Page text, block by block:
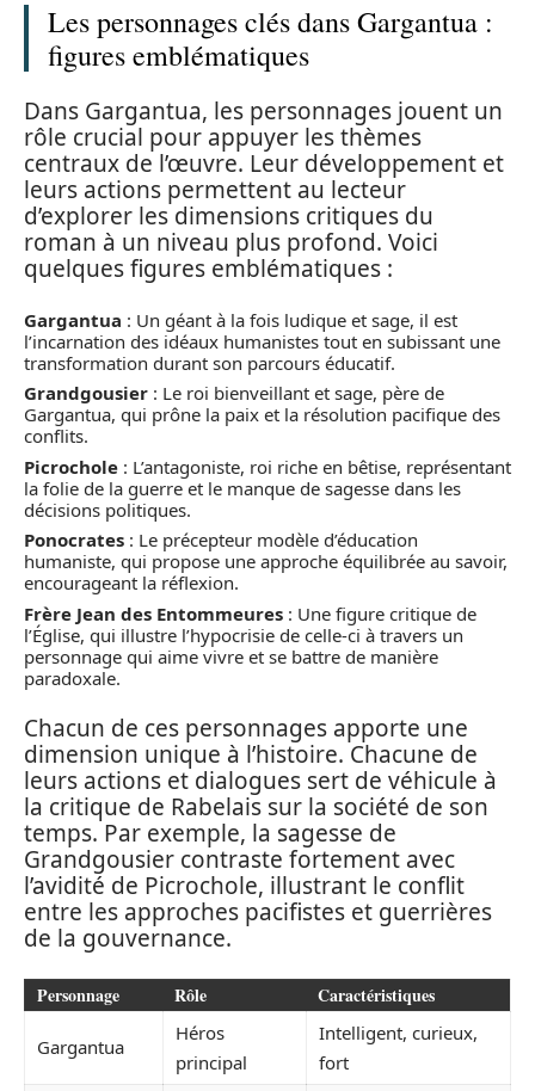
Les personnages clés dans Gargantua :
figures emblématiques
Dans Gargantua, les personnages jouent un
rôle crucial pour appuyer les thèmes
centraux de l’œuvre. Leur développement et
leurs actions permettent au lecteur
d’explorer les dimensions critiques du
roman à un niveau plus profond. Voici
quelques figures emblématiques :
Gargantua : Un géant à la fois ludique et sage, il est
l’incarnation des idéaux humanistes tout en subissant une
transformation durant son parcours éducatif.
Grandgousier : Le roi bienveillant et sage, père de
Gargantua, qui prône la paix et la résolution pacifique des
conflits.
Picrochole : L’antagoniste, roi riche en bêtise, représentant
la folie de la guerre et le manque de sagesse dans les
décisions politiques.
Ponocrates : Le précepteur modèle d’éducation
humaniste, qui propose une approche équilibrée au savoir,
encourageant la réflexion.
Frère Jean des Entommeures : Une figure critique de
l’Église, qui illustre l’hypocrisie de celle-ci à travers un
personnage qui aime vivre et se battre de manière
paradoxale.
Chacun de ces personnages apporte une
dimension unique à l’histoire. Chacune de
leurs actions et dialogues sert de véhicule à
la critique de Rabelais sur la société de son
temps. Par exemple, la sagesse de
Grandgousier contraste fortement avec
l’avidité de Picrochole, illustrant le conflit
entre les approches pacifistes et guerrières
de la gouvernance.
Personnage Rôle Caractéristiques
Gargantua
Héros
principal
Intelligent, curieux,
fort